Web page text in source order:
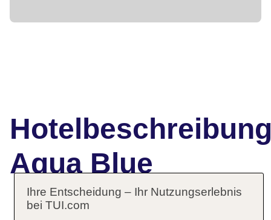
Aqua Blue
Das bietet Ihre Unterkunft
Ihre Entscheidung – Ihr Nutzungserlebnis
bei TUI.com